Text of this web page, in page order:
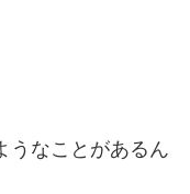
うなことがあるん